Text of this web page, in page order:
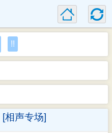
!!
[相声专场]